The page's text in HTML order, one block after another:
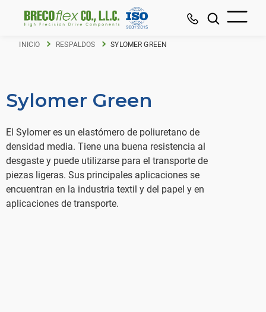
INICIO RESPALDOS SYLOMER GREEN
Sylomer Green
El Sylomer es un elastómero de poliuretano de
densidad media. Tiene una buena resistencia al
desgaste y puede utilizarse para el transporte de
piezas ligeras. Sus principales aplicaciones se
encuentran en la industria textil y del papel y en
aplicaciones de transporte.